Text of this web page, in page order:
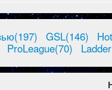
GSL(146)
ProLeague(70)